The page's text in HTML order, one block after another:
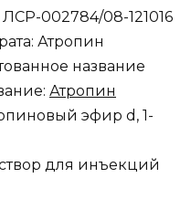
002784/08-121016
Атропин
название
Атропин
эфир d, 1-
для инъекций